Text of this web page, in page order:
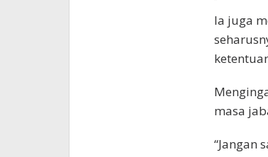
Ia juga
masa
“Jangan